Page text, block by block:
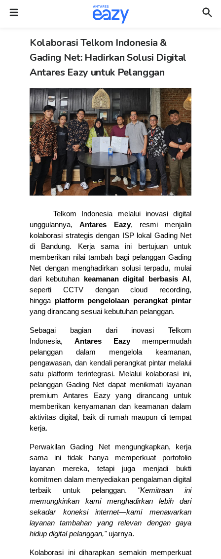
Kolaborasi Telkom Indonesia &
Gading Net: Hadirkan Solusi Digital
Antares Eazy untuk Pelanggan
Telkom Indonesia melalui inovasi digital
unggulannya, Antares Eazy, resmi menjalin
kolaborasi strategis dengan ISP lokal Gading Net
di Bandung. Kerja sama ini bertujuan untuk
memberikan nilai tambah bagi pelanggan Gading
Net dengan menghadirkan solusi terpadu, mulai
dari kebutuhan
keamanan digital berbasis AI ,
seperti CCTV dengan cloud recording,
hingga platform pengelolaan perangkat pintar
yang dirancang sesuai kebutuhan pelanggan.
Sebagai bagian dari inovasi Telkom
Indonesia, Antares Eazy mempermudah
pelanggan dalam mengelola keamanan,
pengawasan, dan kendali perangkat pintar melalui
satu platform terintegrasi. Melalui kolaborasi ini,
pelanggan Gading Net dapat menikmati layanan
premium Antares Eazy yang dirancang untuk
memberikan kenyamanan dan keamanan dalam
aktivitas digital, baik di rumah maupun di tempat
kerja.
Perwakilan Gading Net mengungkapkan, kerja
sama ini tidak hanya memperkuat portofolio
layanan mereka, tetapi juga menjadi bukti
komitmen dalam menyediakan pengalaman digital
terbaik untuk pelanggan. "Kemitraan ini
memungkinkan kami menghadirkan lebih dari
sekadar koneksi internet—kami menawarkan
layanan tambahan yang relevan dengan gaya
hidup digital pelanggan," ujarnya.
Kolaborasi ini diharapkan semakin memperkuat